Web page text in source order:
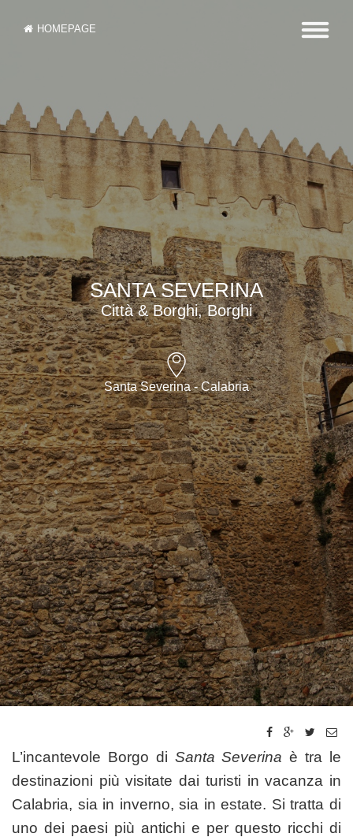
HOMEPAGE
SANTA SEVERINA
Città & Borghi, Borghi
Santa Severina - Calabria
L’incantevole Borgo di Santa Severina è tra le
destinazioni più visitate dai turisti in vacanza in
Calabria, sia in inverno, sia in estate. Si tratta di
uno dei paesi più antichi e per questo ricchi di